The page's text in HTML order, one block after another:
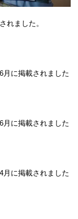
れました。
月に掲載されました
月に掲載されました
月に掲載されました